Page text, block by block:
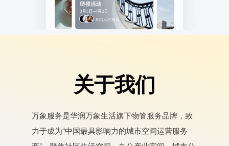
关于我们
万象服务是华润万象生活旗下物管服务品牌，致
力于成为“中国最具影响力的城市空间运营服务